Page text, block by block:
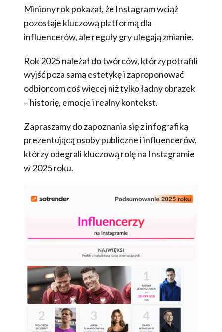
Miniony rok pokazał, że Instagram wciąż
pozostaje kluczową platformą dla
influencerów, ale reguły gry ulegają zmianie.
Rok 2025 należał do twórców, którzy potrafili
wyjść poza samą estetykę i zaproponować
odbiorcom coś więcej niż tylko ładny obrazek
– historię, emocje i realny kontekst.
Zapraszamy do zapoznania się z infografiką
prezentującą osoby publiczne i influencerów,
którzy odegrali kluczową rolę na Instagramie
w 2025 roku.